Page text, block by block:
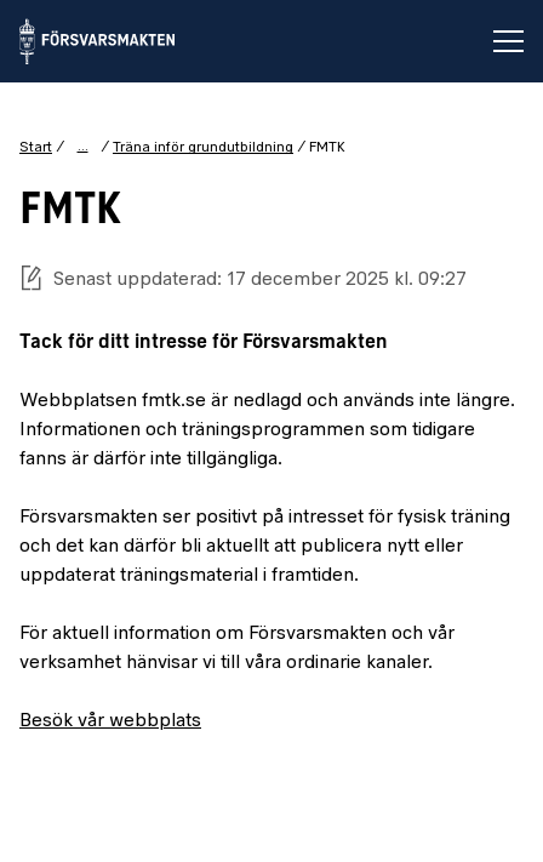
Start ... Träna inför grundutbildning FMTK
FMTK
Senast uppdaterad: 17 december 2025 kl. 09:27
Tack för ditt intresse för Försvarsmakten
Webbplatsen fmtk.se är nedlagd och används inte längre.
Informationen och träningsprogrammen som tidigare
fanns är därför inte tillgängliga.
Försvarsmakten ser positivt på intresset för fysisk träning
och det kan därför bli aktuellt att publicera nytt eller
uppdaterat träningsmaterial i framtiden.
För aktuell information om Försvarsmakten och vår
verksamhet hänvisar vi till våra ordinarie kanaler.
Besök vår webbplats